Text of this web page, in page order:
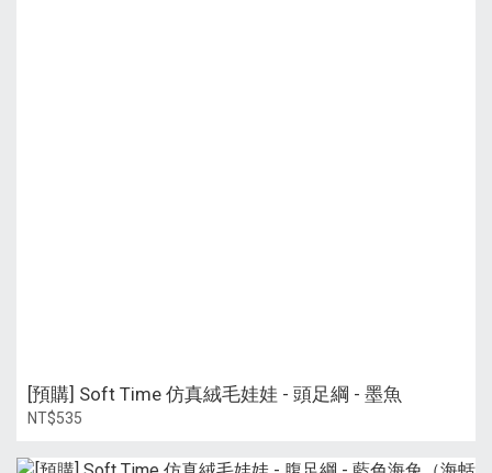
[預購] Soft Time 仿真絨毛娃娃 - 頭足綱 - 墨魚
NT$535